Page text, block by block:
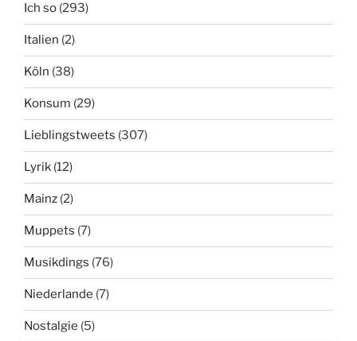
Ich so (293)
Italien (2)
Köln (38)
Konsum (29)
Lieblingstweets (307)
Lyrik (12)
Mainz (2)
Muppets (7)
Musikdings (76)
Niederlande (7)
Nostalgie (5)